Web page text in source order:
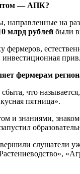
— АПК?
на
млрд рублей были
фермерам
что
пятница».
и знаниями,
слушатели